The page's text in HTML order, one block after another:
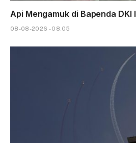
Api Mengamuk di Bapenda DKI
08-08-2026 - 08.05